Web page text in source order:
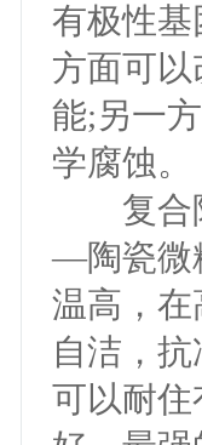
有极性
方面可
能;另一
学腐蚀。
复合陶
—陶瓷微
温高，
自洁，
可以耐